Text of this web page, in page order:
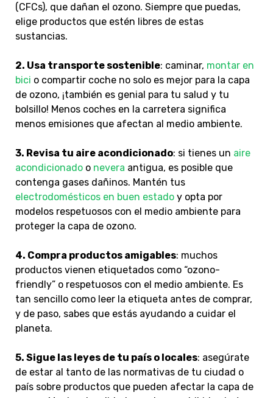
(CFCs), que dañan el ozono. Siempre que puedas,
elige productos que estén libres de estas
sustancias.
2. Usa transporte sostenible: caminar, montar en
bici o compartir coche no solo es mejor para la capa
de ozono, ¡también es genial para tu salud y tu
bolsillo! Menos coches en la carretera significa
menos emisiones que afectan al medio ambiente.
3. Revisa tu aire acondicionado: si tienes un aire
acondicionado o nevera antigua, es posible que
contenga gases dañinos. Mantén tus
electrodomésticos en buen estado y opta por
modelos respetuosos con el medio ambiente para
proteger la capa de ozono.
4. Compra productos amigables: muchos
productos vienen etiquetados como “ozono-
friendly” o respetuosos con el medio ambiente. Es
tan sencillo como leer la etiqueta antes de comprar,
y de paso, sabes que estás ayudando a cuidar el
planeta.
5. Sigue las leyes de tu país o locales: asegúrate
de estar al tanto de las normativas de tu ciudad o
país sobre productos que pueden afectar la capa de